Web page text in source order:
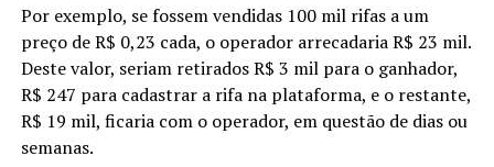
Por exemplo, se fossem vendidas 100 mil rifas a um
preço de R$ 0,23 cada, o operador arrecadaria R$ 23 mil.
Deste valor, seriam retirados R$ 3 mil para o ganhador,
R$ 247 para cadastrar a rifa na plataforma, e o restante,
R$ 19 mil, ficaria com o operador, em questão de dias ou
semanas.